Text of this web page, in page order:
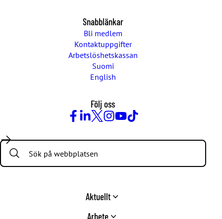
Snabblänkar
Bli medlem
Kontaktuppgifter
Arbetslöshetskassan
Suomi
English
Följ oss
Search:
Aktuellt
Arbete